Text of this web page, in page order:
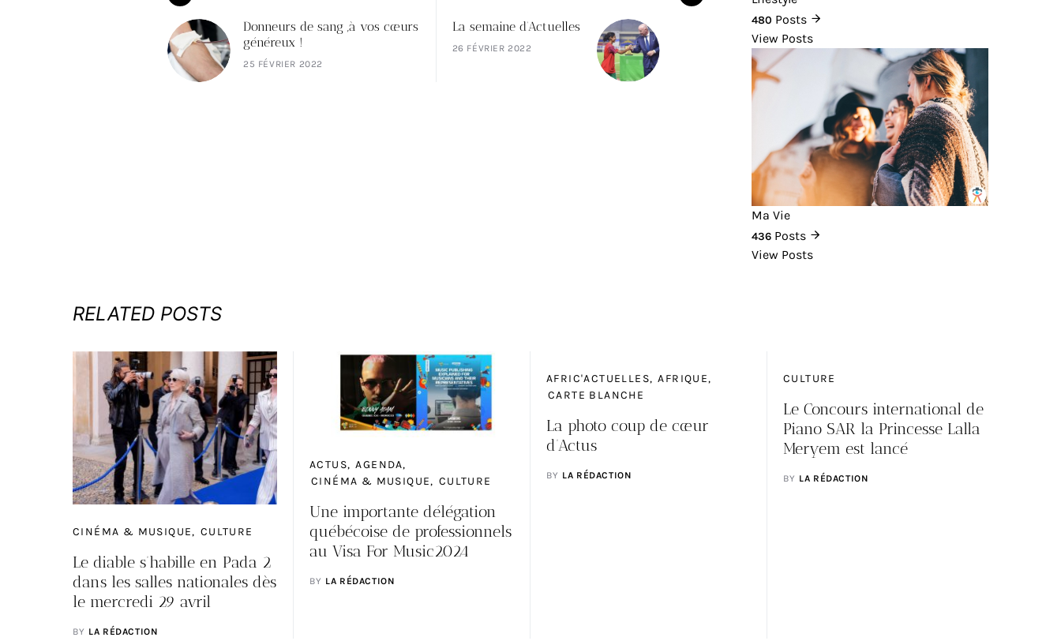
Donneurs de sang ,à vos cœurs
généreux !
25 FÉVRIER 2022
La semaine d’Actuelles
26 FÉVRIER 2022
480 Posts
View Posts
Ma Vie
436 Posts
View Posts
RELATED POSTS
CINÉMA & MUSIQUE CULTURE
Le diable s’habille en Pada 2
dans les salles nationales dès
le mercredi 29 avril
BY LA RÉDACTION
ACTUS
AGENDA
CINÉMA & MUSIQUE
CULTURE
Une importante délégation
québécoise de professionnels
au Visa For Music2024
BY LA RÉDACTION
AFRIC'ACTUELLES
AFRIQUE
CARTE BLANCHE
La photo coup de cœur
d’Actus
BY LA RÉDACTION
CULTURE
Le Concours international de
Piano SAR la Princesse Lalla
Meryem est lancé
BY LA RÉDACTION